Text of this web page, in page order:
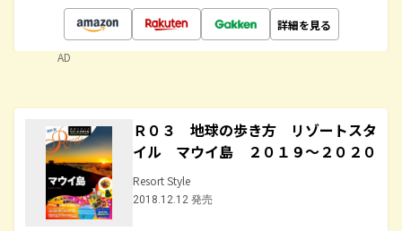
詳細を見る
AD
Ｒ０３ 地球の歩き方 リゾートスタ
イル マウイ島 ２０１９～２０２０
Resort Style
2018.12.12 発売